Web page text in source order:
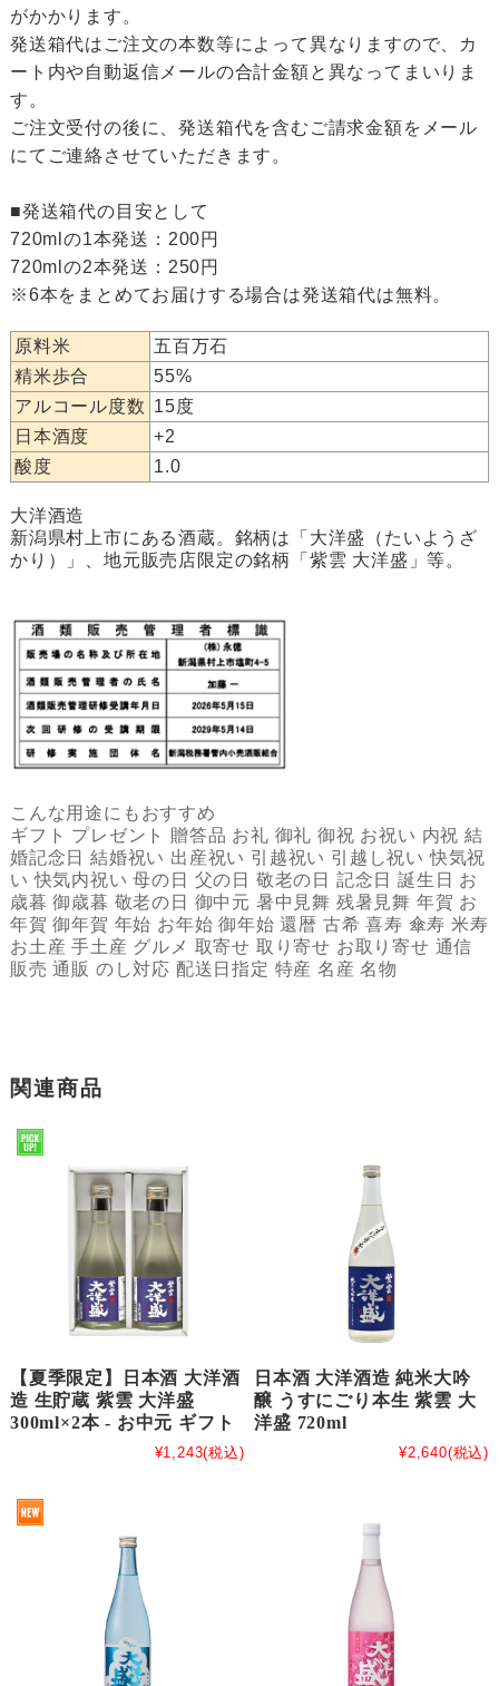
がかかります。
発送箱代はご注文の本数等によって異なりますので、カ
ート内や自動返信メールの合計金額と異なってまいりま
す。
ご注文受付の後に、発送箱代を含むご請求金額をメール
にてご連絡させていただきます。
■発送箱代の目安として
720mlの1本発送：200円
720mlの2本発送：250円
※6本をまとめてお届けする場合は発送箱代は無料。
原料米
五百万石
精米歩合
55%
アルコール度数 15度
日本酒度
+2
酸度
1.0
大洋酒造
新潟県村上市にある酒蔵。銘柄は「大洋盛（たいようざ
かり）」、地元販売店限定の銘柄「紫雲 大洋盛」等。
こんな用途にもおすすめ
ギフト プレゼント 贈答品 お礼 御礼 御祝 お祝い 内祝 結
婚記念日 結婚祝い 出産祝い 引越祝い 引越し祝い 快気祝
い 快気内祝い 母の日 父の日 敬老の日 記念日 誕生日 お
歳暮 御歳暮 敬老の日 御中元 暑中見舞 残暑見舞 年賀 お
年賀 御年賀 年始 お年始 御年始 還暦 古希 喜寿 傘寿 米寿
お土産 手土産 グルメ 取寄せ 取り寄せ お取り寄せ 通信
販売 通販 のし対応 配送日指定 特産 名産 名物
関連商品
【夏季限定】日本酒 大洋酒
造 生貯蔵 紫雲 大洋盛
300ml×2本 - お中元 ギフト
¥1,243(税込)
日本酒 大洋酒造 純米大吟
醸 うすにごり本生 紫雲 大
洋盛 720ml
¥2,640(税込)